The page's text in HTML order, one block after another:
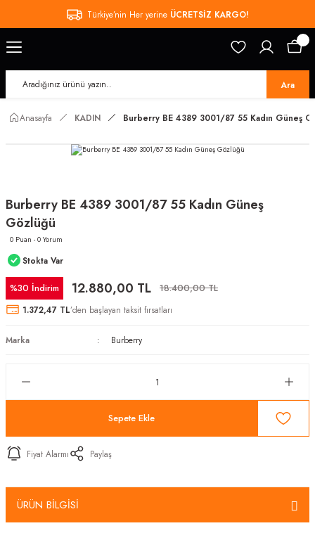
Türkiye’nin Her yerine ÜCRETSİZ KARGO!
Ara
Anasayfa KADIN Burberry BE 4389 3001/87 55 Kadın Güneş
Burberry BE 4389 3001/87 55 Kadın Güneş
Gözlüğü
0 Puan - 0 Yorum
Stokta Var
%30 İndirim 12.880,00 TL 18.400,00 TL
1.372,47 TL’den başlayan taksit fırsatları
Marka Burberry
Sepete Ekle
Fiyat Alarmı Paylaş
ÜRÜN BİLGİSİ